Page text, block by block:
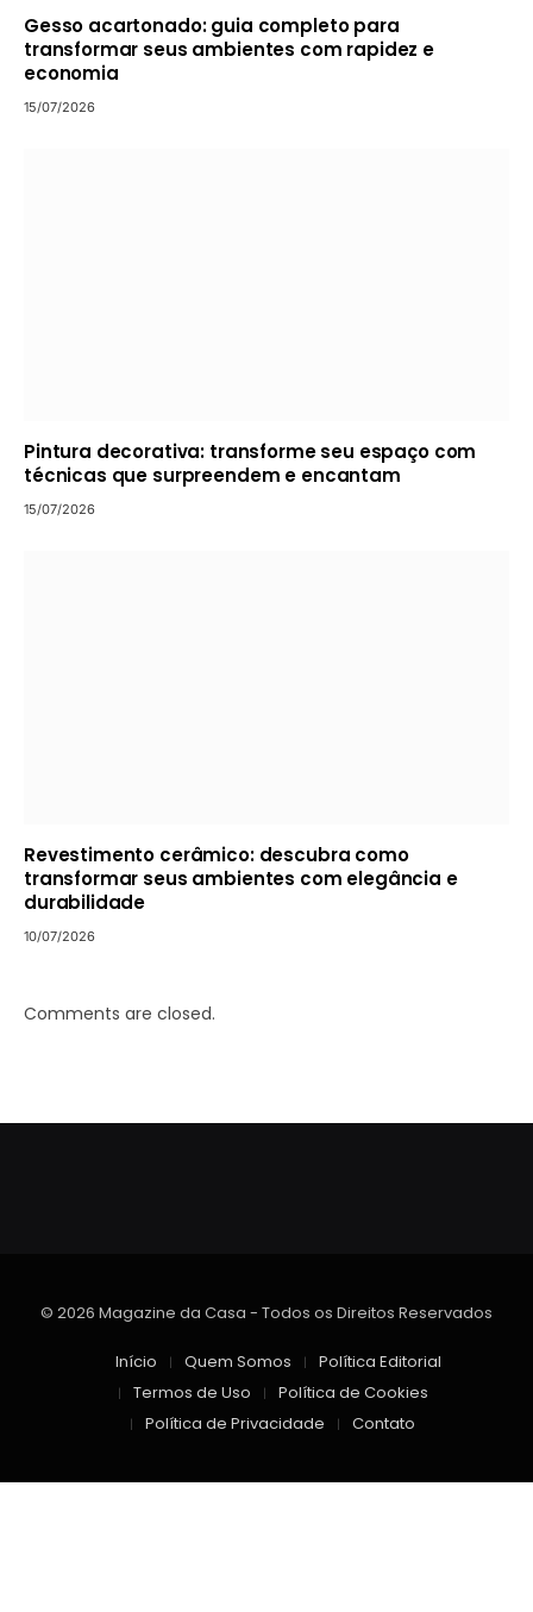
Gesso acartonado: guia completo para
transformar seus ambientes com rapidez e
economia
15/07/2026
Pintura decorativa: transforme seu espaço com
técnicas que surpreendem e encantam
15/07/2026
Revestimento cerâmico: descubra como
transformar seus ambientes com elegância e
durabilidade
10/07/2026
Comments are closed.
© 2026 Magazine da Casa - Todos os Direitos Reservados
Início Quem Somos
Política Editorial
Termos de Uso
Política de Cookies
Política de Privacidade
Contato